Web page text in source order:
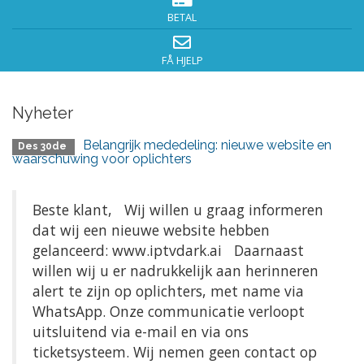
BETAL
FÅ HJELP
Nyheter
Des 30de
Belangrijk mededeling: nieuwe website en
waarschuwing voor oplichters
Beste klant, Wij willen u graag informeren
dat wij een nieuwe website hebben
gelanceerd: www.iptvdark.ai Daarnaast
willen wij u er nadrukkelijk aan herinneren
alert te zijn op oplichters, met name via
WhatsApp. Onze communicatie verloopt
uitsluitend via e-mail en via ons
ticketsysteem. Wij nemen geen contact op